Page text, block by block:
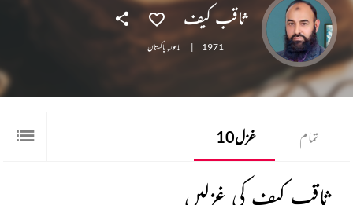
ثاقب کیف
1971
| لاہور, پاکستان
تمام غزل10
ثاقب کیف کی غزلیں